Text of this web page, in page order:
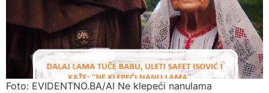
Foto: EVIDENTNO.BA/AI Ne klepeći nanulama